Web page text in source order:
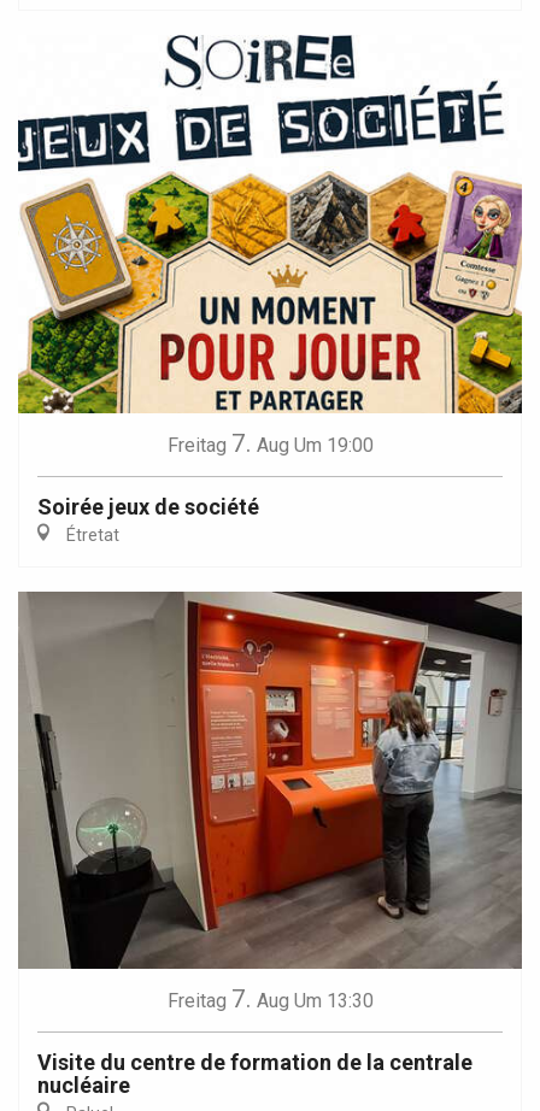
Freitag 7. Aug Um 19:00
Soirée jeux de société
Étretat
Freitag 7. Aug Um 13:30
Visite du centre de formation de la centrale
nucléaire